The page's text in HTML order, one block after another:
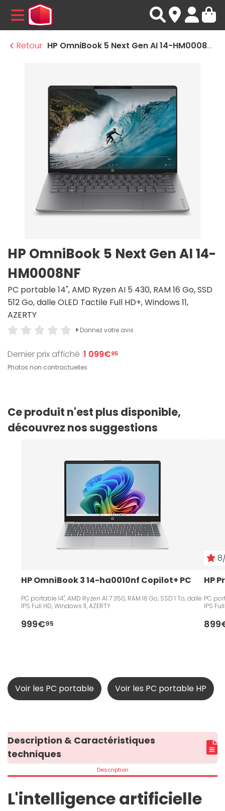
MENU
Retour
HP OmniBook 5 Next Gen AI 14-HM0008NF
HP OmniBook 5 Next Gen AI 14-
HM0008NF
PC portable 14", AMD Ryzen AI 5 430, RAM 16 Go, SSD
512 Go, dalle OLED Tactile Full HD+, Windows 11,
AZERTY
Donnez votre avis
Dernier prix affiché :1 099€95
Photos non contractuelles
Ce produit n'est plus disponible,
découvrez nos suggestions
HP OmniBook 3 14-ha0010nf Copilot+ PC
PC portable 14", AMD Ryzen AI 7 350, RAM 16 Go, SSD 1 To, dalle
IPS Full HD, Windows 11, AZERTY
999€95
HP
PC
IPS
Voir les PC portable Voir les PC portable HP
Description & Caractéristiques
techniques
Description
L'intelligence artificielle